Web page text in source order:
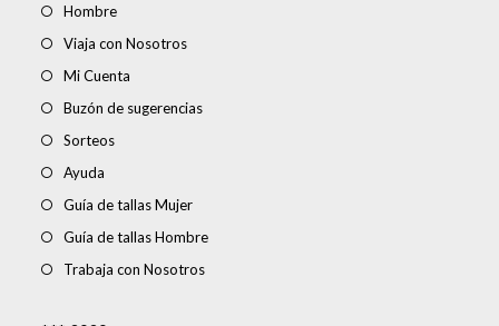
Hombre
Viaja con Nosotros
Mi Cuenta
Buzón de sugerencias
Sorteos
Ayuda
Guía de tallas Mujer
Guía de tallas Hombre
Trabaja con Nosotros